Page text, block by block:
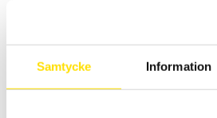
Samtycke Information